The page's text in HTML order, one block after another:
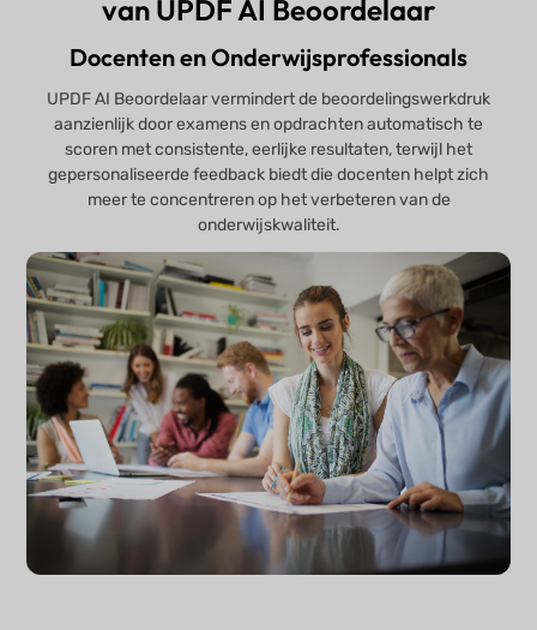
van UPDF AI Beoordelaar
Docenten en Onderwijsprofessionals
UPDF AI Beoordelaar vermindert de beoordelingswerkdruk
aanzienlijk door examens en opdrachten automatisch te
scoren met consistente, eerlijke resultaten, terwijl het
gepersonaliseerde feedback biedt die docenten helpt zich
meer te concentreren op het verbeteren van de
onderwijskwaliteit.